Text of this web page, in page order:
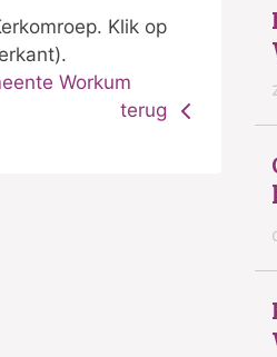
Klik op
Workum
terug